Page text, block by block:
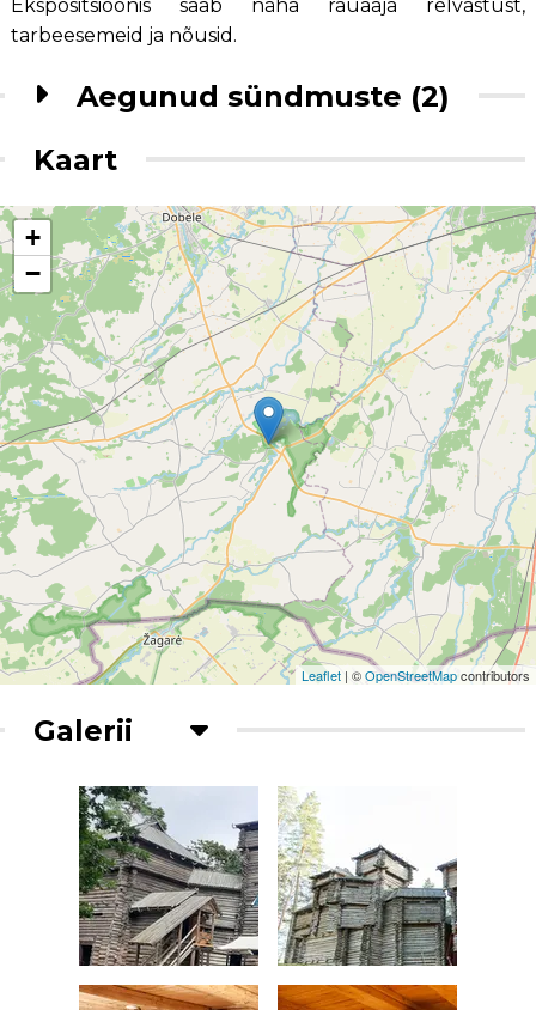
Ekspositsioonis saab näha rauaaja relvastust,
tarbeesemeid ja nõusid.
Aegunud sündmuste (2)
Kaart
+
−
Leaflet | ©OpenStreetMapcontributors
Galerii